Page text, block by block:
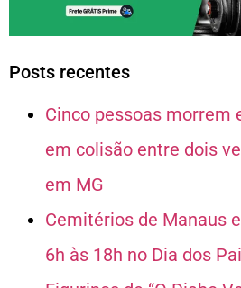
Posts recentes
Cinco pessoas morrem
em colisão entre dois
em MG
Cemitérios de Manaus
6h às 18h no Dia dos